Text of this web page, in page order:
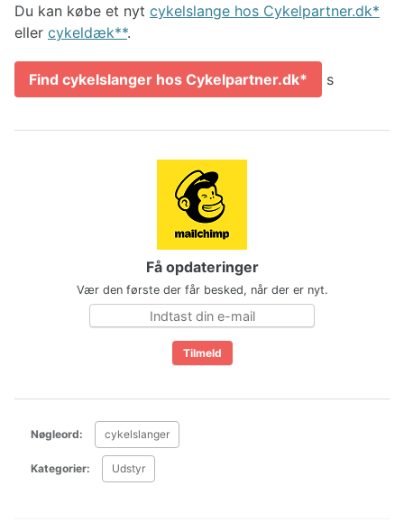
Du kan købe et nyt cykelslange hos Cykelpartner.dk
eller cykeldæk* .
Find cykelslanger hos Cykelpartner.dk s
Få opdateringer
Vær den første der får besked, når der er nyt.
Nøgleord: cykelslanger
Kategorier: Udstyr